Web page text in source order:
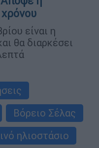
είναι η
θα διαρκέσει
Βόρειο Σέλας
ηλιοστάσιο